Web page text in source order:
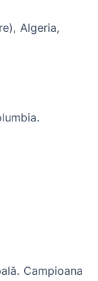
Algeria,
Campioana